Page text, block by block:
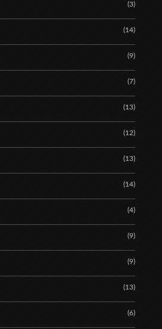
(3)
(14)
(9)
(7)
(13)
(12)
(13)
(14)
(4)
(9)
(9)
(13)
(6)